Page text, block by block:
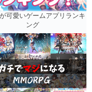
可愛いゲームアプリランキ
ング